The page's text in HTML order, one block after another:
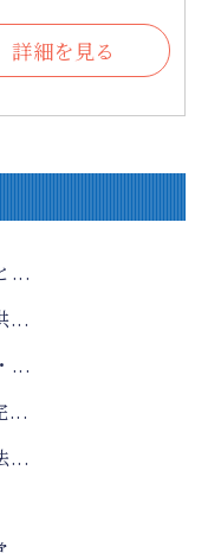
詳細を見る
...
...
...
...
...